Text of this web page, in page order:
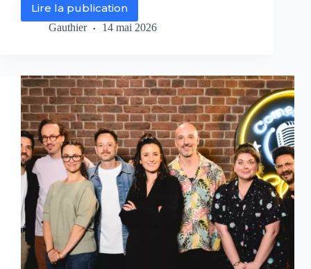
Lire la publication
Sikou
Niakate,
devenu
la
voix
de
ceux
qu’on
n’écoute
pas
dans
Rassemblance
sur
TV5MONDE
Gauthier 14 mai 2026